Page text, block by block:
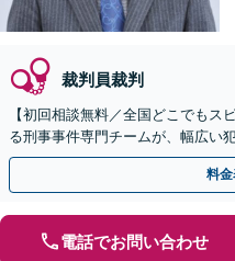
裁判員裁判
【初回相談無料／全国どこでもス
る刑事事件専門チームが、幅広い
料
電話でお問い合わせ